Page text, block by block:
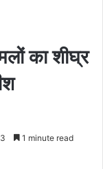
का शीघ्र
1 minute read